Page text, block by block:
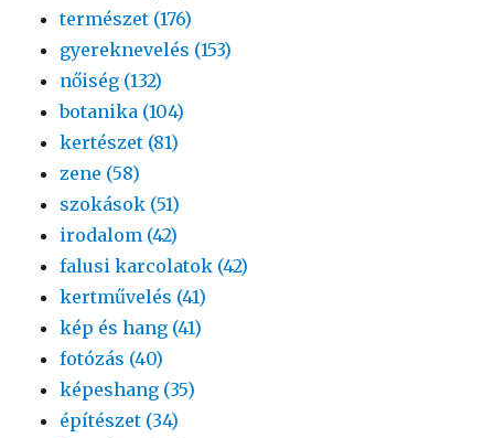
természet (176)
gyereknevelés (153)
nőiség (132)
botanika (104)
kertészet (81)
zene (58)
szokások (51)
irodalom (42)
falusi karcolatok (42)
kertművelés (41)
kép és hang (41)
fotózás (40)
képeshang (35)
építészet (34)